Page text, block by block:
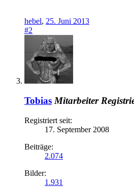
hebel, 25. Juni 2013
#2
Tobias Mitarbeiter
Registriert seit:
17. September 2008
Beiträge:
2.074
Bilder:
1.931